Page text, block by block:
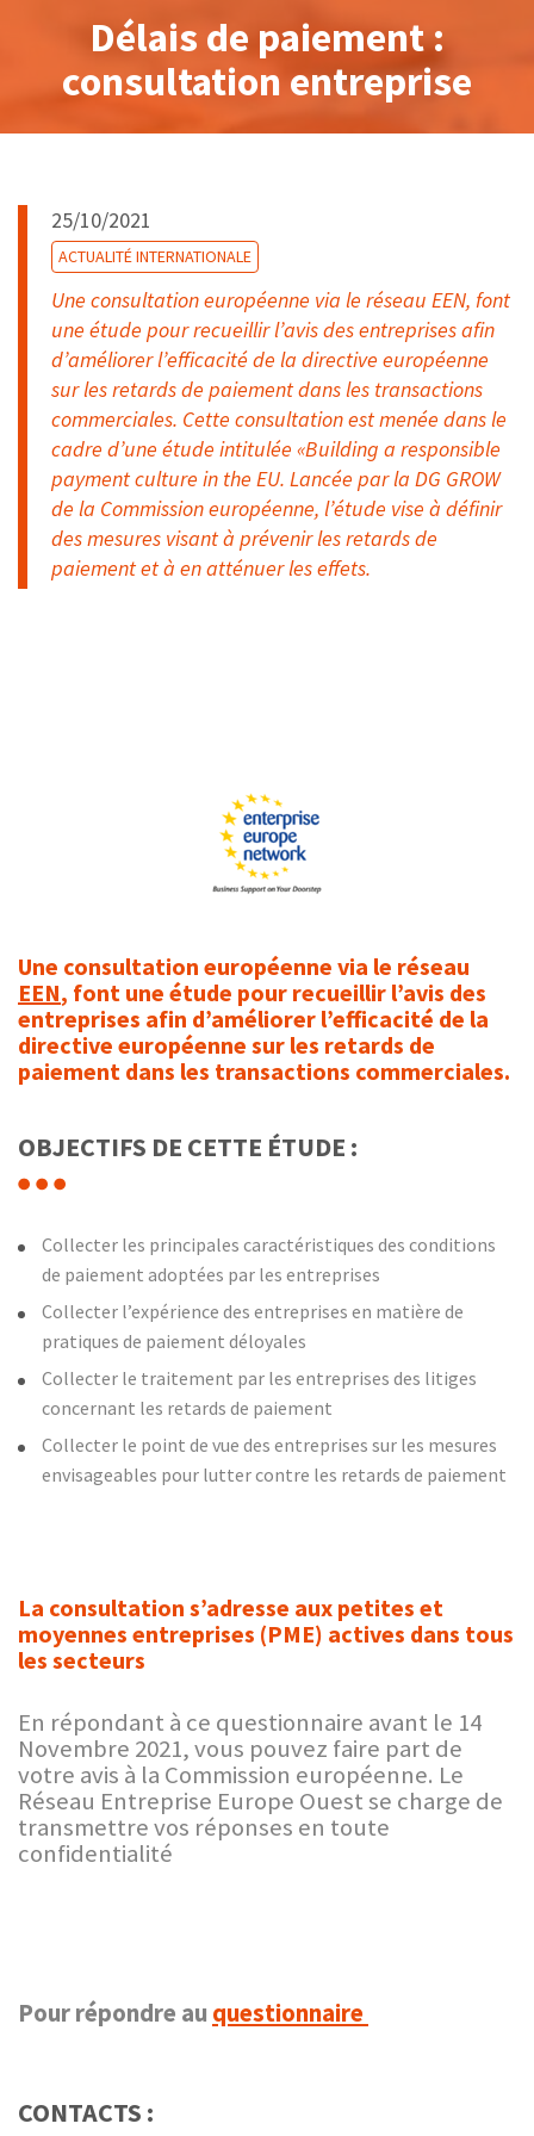
Délais de paiement :
consultation entreprise
25/10/2021
ACTUALITÉ INTERNATIONALE
Une consultation européenne via le réseau EEN, font
une étude pour recueillir l’avis des entreprises afin
d’améliorer l’efficacité de la directive européenne
sur les retards de paiement dans les transactions
commerciales. Cette consultation est menée dans le
cadre d’une étude intitulée «Building a responsible
payment culture in the EU. Lancée par la DG GROW
de la Commission européenne, l’étude vise à définir
des mesures visant à prévenir les retards de
paiement et à en atténuer les effets.
Une consultation européenne via le réseau
EEN, font une étude pour recueillir l’avis des
entreprises afin d’améliorer l’efficacité de la
directive européenne sur les retards de
paiement dans les transactions commerciales.
OBJECTIFS DE CETTE ÉTUDE :
Collecter les principales caractéristiques des conditions
de paiement adoptées par les entreprises
Collecter l’expérience des entreprises en matière de
pratiques de paiement déloyales
Collecter le traitement par les entreprises des litiges
concernant les retards de paiement
Collecter le point de vue des entreprises sur les mesures
envisageables pour lutter contre les retards de paiement
La consultation s’adresse aux petites et
moyennes entreprises (PME) actives dans tous
les secteurs
En répondant à ce questionnaire avant le 14
Novembre 2021, vous pouvez faire part de
votre avis à la Commission européenne. Le
Réseau Entreprise Europe Ouest se charge de
transmettre vos réponses en toute
confidentialité
Pour répondre au questionnaire
CONTACTS :